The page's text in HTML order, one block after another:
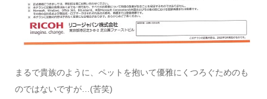
まるで貴族のように、ペットを抱いて優雅にくつろぐためのも
のではないですが…(苦笑)